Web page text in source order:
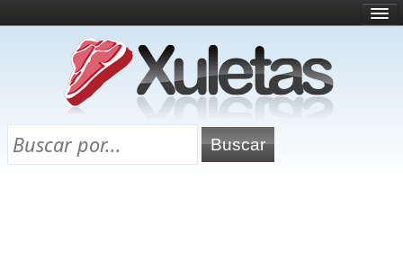
¿Qué es esto?
Directorio
Chuletas para exámenes